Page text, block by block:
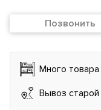
Позвонить
Много
Вывоз